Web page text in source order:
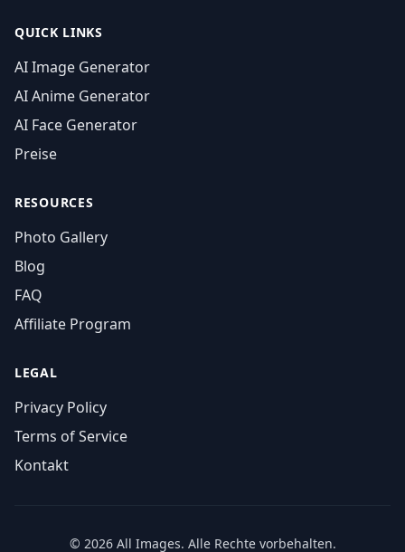
QUICK LINKS
AI Image Generator
AI Anime Generator
AI Face Generator
Preise
RESOURCES
Photo Gallery
Blog
FAQ
Affiliate Program
LEGAL
Privacy Policy
Terms of Service
Kontakt
© 2026 All Images. Alle Rechte vorbehalten.